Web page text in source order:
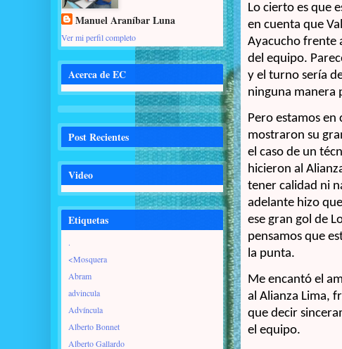
Lo cierto es que
en cuenta que
Ayacucho frente
del equipo.
y el turno sería
ninguna manera
Pero estamos
mostraron su
el caso de un
hicieron al
tener calidad ni
adelante hizo
ese gran gol de
pensamos que
la punta.
Me encantó el
al Alianza Lima,
que decir
el equipo.
Manuel Araníbar Luna
Ver mi perfil completo
Acerca de EC
Post Recientes
Video
Etiquetas
.
<Mosquera
Abram
advincula
Advíncula
Alberto Bonnet
Alberto Gallardo